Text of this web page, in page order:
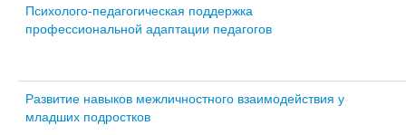
Психолого-педагогическая поддержка
профессиональной адаптации педагогов
Развитие навыков межличностного взаимодействия у
младших подростков